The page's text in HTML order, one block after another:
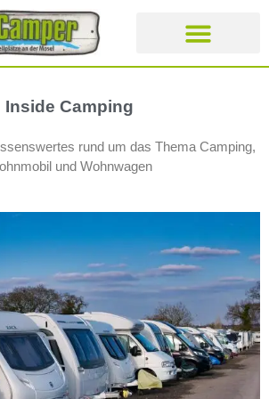
Inside Camping
rund um das Thema Camping,
und Wohnwagen